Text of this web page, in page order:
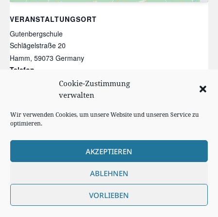
Cookie-Zustimmung
verwalten
Wir verwenden Cookies, um unsere Website und unseren Service zu
optimieren.
AKZEPTIEREN
ABLEHNEN
VORLIEBEN
VERANSTALTUNGSORT
Gutenbergschule
Schlägelstraße 20
Hamm, 59073 Germany
Telefon
Veranstaltungsort-Website anzeigen
Waffeltag und Elternfrühstück
Impressum
Datenschutzerklärung